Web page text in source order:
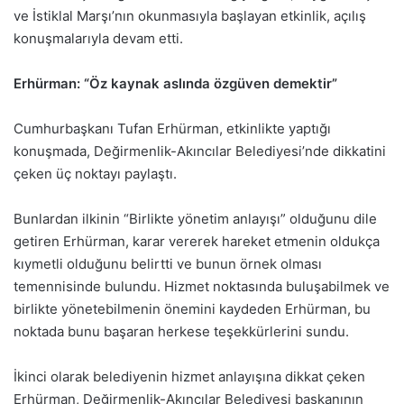
ve İstiklal Marşı’nın okunmasıyla başlayan etkinlik, açılış
konuşmalarıyla devam etti.
Erhürman: “Öz kaynak aslında özgüven demektir”
Cumhurbaşkanı Tufan Erhürman, etkinlikte yaptığı
konuşmada, Değirmenlik-Akıncılar Belediyesi’nde dikkatini
çeken üç noktayı paylaştı.
Bunlardan ilkinin “Birlikte yönetim anlayışı” olduğunu dile
getiren Erhürman, karar vererek hareket etmenin oldukça
kıymetli olduğunu belirtti ve bunun örnek olması
temennisinde bulundu. Hizmet noktasında buluşabilmek ve
birlikte yönetebilmenin önemini kaydeden Erhürman, bu
noktada bunu başaran herkese teşekkürlerini sundu.
İkinci olarak belediyenin hizmet anlayışına dikkat çeken
Erhürman, Değirmenlik-Akıncılar Belediyesi başkanının